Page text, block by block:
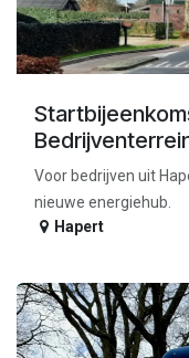
Voor bedrijven uit
nieuwe energiehub.
Hapert